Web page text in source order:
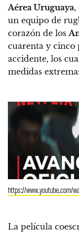
Aérea Uruguaya,
un equipo de
corazón de los
cuarenta y cinco
accidente, los
medidas
https://www.youtube.com/
La película